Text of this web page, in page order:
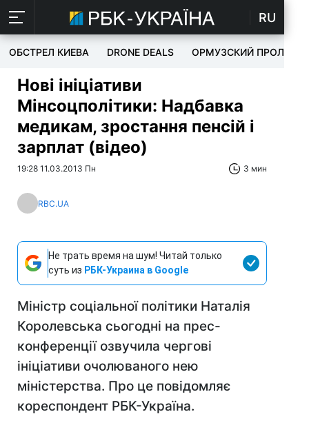
RU
ОБСТРЕЛ КИЕВА DRONE DEALS ОРМУЗСКИЙ ПРОЛИВ
Нові ініціативи
Мінсоцполітики: Надбавка
медикам, зростання пенсій і
зарплат (відео)
19:28 11.03.2013 Пн 3 мин
RBC.UA
Не трать время на шум! Читай только
суть из РБК-Украина в Google
Міністр соціальної політики Наталія
Королевська сьогодні на прес-
конференції озвучила чергові
ініціативи очолюваного нею
міністерства. Про це повідомляє
кореспондент РБК-Україна.